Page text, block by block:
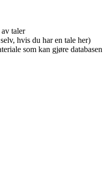
taler
hvis du har en tale her)
som kan gjøre databasen